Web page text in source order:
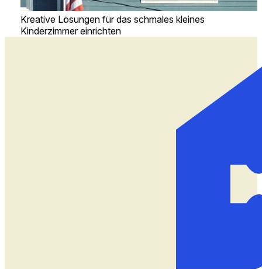
Kreative Lösungen für das schmales kleines
Kinderzimmer einrichten